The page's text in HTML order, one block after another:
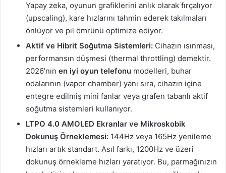
Yapay zeka, oyunun grafiklerini anlık olarak fırçalıyor
(upscaling), kare hızlarını tahmin ederek takılmaları
önlüyor ve pil ömrünü optimize ediyor.
Aktif ve Hibrit Soğutma Sistemleri: Cihazın ısınması,
performansın düşmesi (thermal throttling) demektir.
2026’nın en iyi oyun telefonu modelleri, buhar
odalarının (vapor chamber) yanı sıra, cihazın içine
entegre edilmiş mini fanlar veya grafen tabanlı aktif
soğutma sistemleri kullanıyor.
LTPO 4.0 AMOLED Ekranlar ve Mikroskobik
Dokunuş Örneklemesi: 144Hz veya 165Hz yenileme
hızları artık standart. Asıl farkı, 1200Hz ve üzeri
dokunuş örnekleme hızları yaratıyor. Bu, parmağınızın